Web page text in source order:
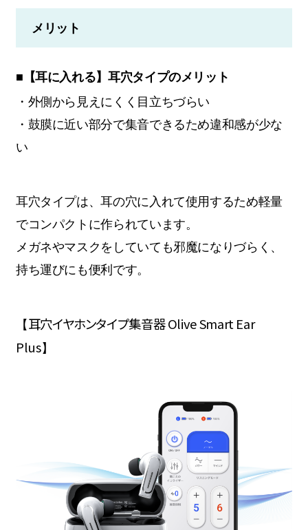
メリット
■【耳に入れる】耳穴タイプのメリット
・外側から見えにくく目立ちづらい
・鼓膜に近い部分で集音できるため違和感が少な
い
耳穴タイプは、耳の穴に入れて使用するため軽量
でコンパクトに作られています。
メガネやマスクをしていても邪魔になりづらく、
持ち運びにも便利です。
【耳穴イヤホンタイプ集音器 Olive Smart Ear
Plus】